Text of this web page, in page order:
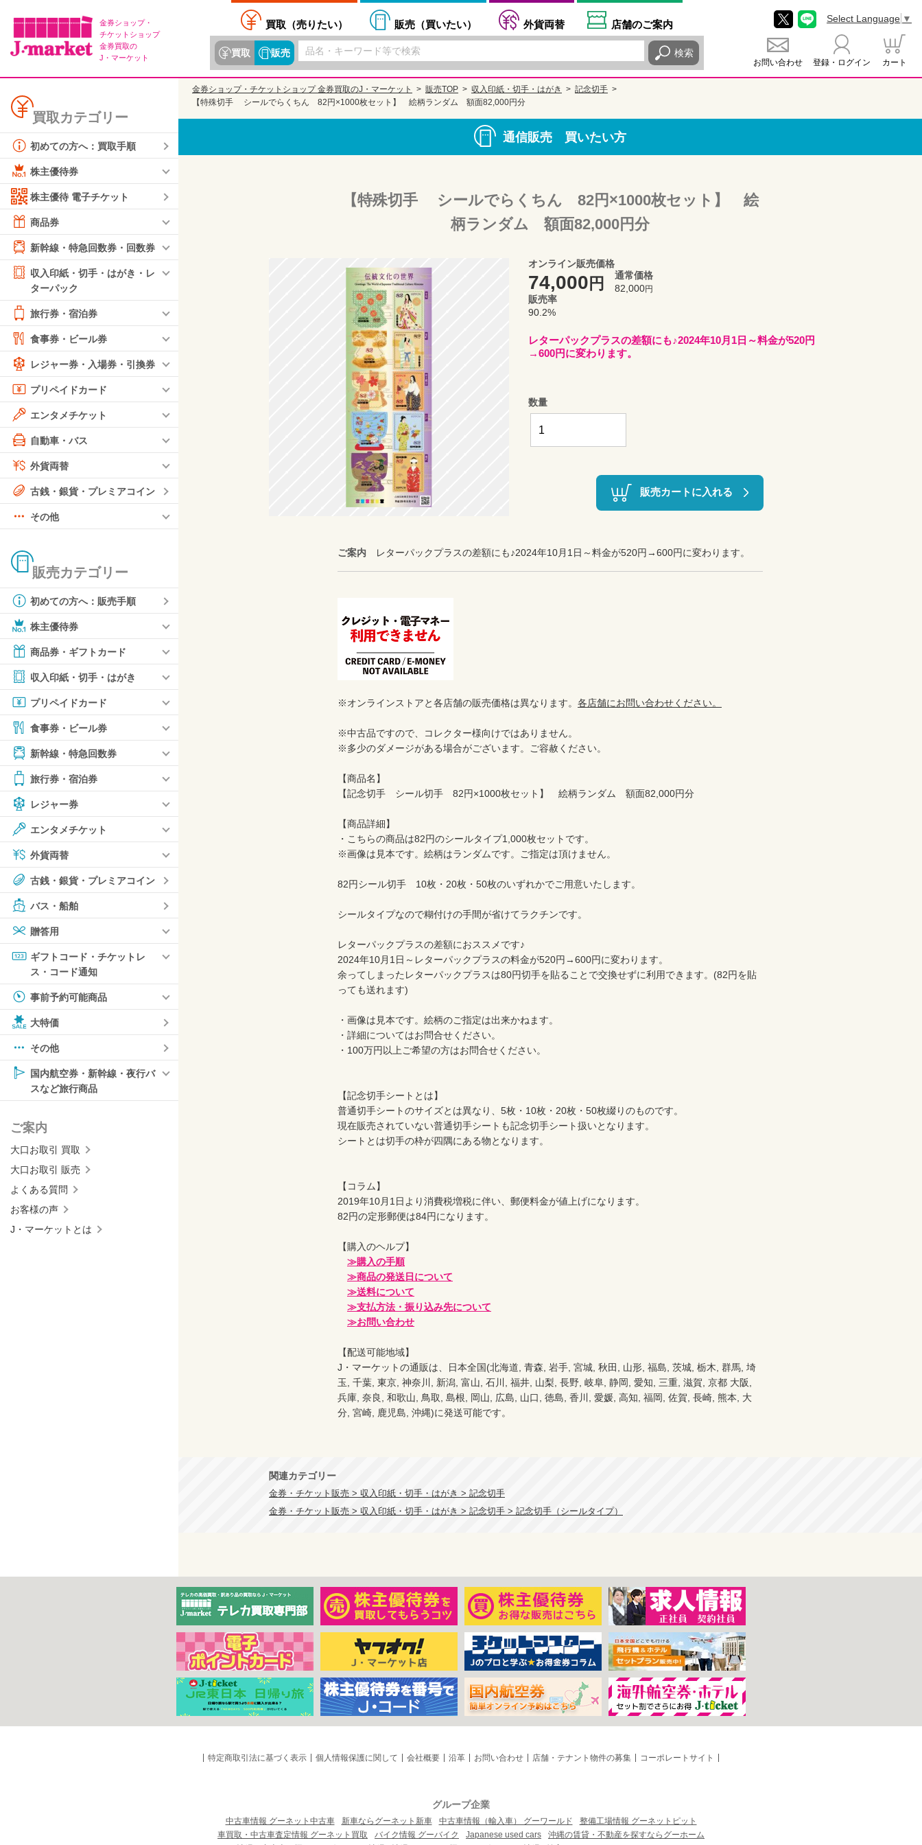
金券ショップ・
チケットショップ
金券買取の
J・マーケット
買取（売りたい） 販売（買いたい） 外貨両替 店舗のご案内
買取 販売 検索
お問い合わせ 登録・ログイン カート
Select Language ▼
買取カテゴリー
初めての方へ：買取手順
株主優待券
株主優待 電子チケット
商品券
新幹線・特急回数券・回数券
収入印紙・切手・はがき・レ
ターパック
旅行券・宿泊券
食事券・ビール券
レジャー券・入場券・引換券
プリペイドカード
エンタメチケット
自動車・バス
外貨両替
古銭・銀貨・プレミアコイン
その他
販売カテゴリー
初めての方へ：販売手順
株主優待券
商品券・ギフトカード
収入印紙・切手・はがき
プリペイドカード
食事券・ビール券
新幹線・特急回数券
旅行券・宿泊券
レジャー券
エンタメチケット
外貨両替
古銭・銀貨・プレミアコイン
バス・船舶
贈答用
ギフトコード・チケットレ
ス・コード通知
事前予約可能商品
大特価
その他
国内航空券・新幹線・夜行バ
スなど旅行商品
ご案内
大口お取引 買取
大口お取引 販売
よくある質問
お客様の声
J・マーケットとは
金券ショップ・チケットショップ 金券買取のJ・マーケット 販売TOP 収入印紙・切手・はがき
記念切手
【特殊切手 シールでらくちん 82円×1000枚セット】 絵柄ランダム 額面82,000円分
通信販売 買いたい方
【特殊切手 シールでらくちん 82円×1000枚セット】 絵
柄ランダム 額面82,000円分
オンライン販売価格
74,000 円
通常価格
82,000円
販売率
90.2%
レターパックプラスの差額にも♪2024年10月1日～料金が520円
→600円に変わります。
数量
販売カートに入れる
ご案内 レターパックプラスの差額にも♪2024年10月1日～料金が520円→600円に変わります。
※オンラインストアと各店舗の販売価格は異なります。 各店舗にお問い合わせください。
※中古品ですので、コレクター様向けではありません。
※多少のダメージがある場合がございます。ご容赦ください。
【商品名】
【記念切手　シール切手　82円×1000枚セット】　絵柄ランダム　額面82,000円分
【商品詳細】
・こちらの商品は82円のシールタイプ1,000枚セットです。
※画像は見本です。絵柄はランダムです。ご指定は頂けません。
82円シール切手　10枚・20枚・50枚のいずれかでご用意いたします。
シールタイプなので糊付けの手間が省けてラクチンです。
レターパックプラスの差額におススメです♪
2024年10月1日～レターパックプラスの料金が520円→600円に変わります。
余ってしまったレターパックプラスは80円切手を貼ることで交換せずに利用できます。(82円を貼
っても送れます)
・画像は見本です。絵柄のご指定は出来かねます。
・詳細についてはお問合せください。
・100万円以上ご希望の方はお問合せください。
【記念切手シートとは】
普通切手シートのサイズとは異なり、5枚・10枚・20枚・50枚綴りのものです。
現在販売されていない普通切手シートも記念切手シート扱いとなります。
シートとは切手の枠が四隅にある物となります。
【コラム】
2019年10月1日より消費税増税に伴い、郵便料金が値上げになります。
82円の定形郵便は84円になります。
【購入のヘルプ】
≫購入の手順
≫商品の発送日について
≫送料について
≫支払方法・振り込み先について
≫お問い合わせ
【配送可能地域】
J・マーケットの通販は、日本全国(北海道, 青森, 岩手, 宮城, 秋田, 山形, 福島, 茨城, 栃木, 群馬, 埼
玉, 千葉, 東京, 神奈川, 新潟, 富山, 石川, 福井, 山梨, 長野, 岐阜, 静岡, 愛知, 三重, 滋賀, 京都 大阪,
兵庫, 奈良, 和歌山, 鳥取, 島根, 岡山, 広島, 山口, 徳島, 香川, 愛媛, 高知, 福岡, 佐賀, 長崎, 熊本, 大
分, 宮崎, 鹿児島, 沖縄)に発送可能です。
関連カテゴリー
金券・チケット販売 > 収入印紙・切手・はがき > 記念切手
金券・チケット販売 > 収入印紙・切手・はがき > 記念切手 > 記念切手（シールタイプ）
特定商取引法に基づく表示 個人情報保護に関して 会社概要 沿革 お問い合わせ 店舗・テナント物件の募集 コーポレートサイト
グループ企業
中古車情報 グーネット中古車 新車ならグーネット新車 中古車情報（輸入車） グーワールド
整備工場情報 グーネットピット
車買取・中古車査定情報 グーネット買取
バイク情報 グーバイク Japanese used cars
沖縄の賃貸・不動産を探すならグーホーム